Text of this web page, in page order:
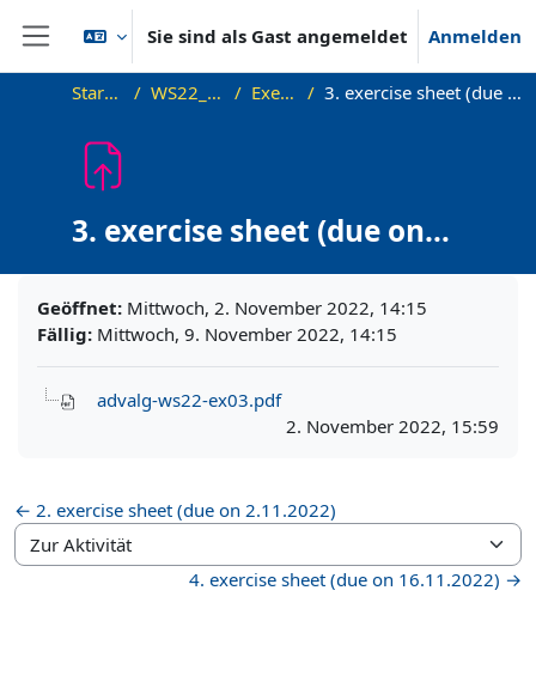
Zum Hauptinhalt
Website-Übersicht
Sie sind als Gast angemeldet Anmelden
Startseite WS22_AdvAlg Exercises 3. exercise sheet (due on 9.11.2022)
3. exercise sheet (due on
9.11.2022)
Geöffnet: Mittwoch, 2. November 2022, 14:15
Fällig: Mittwoch, 9. November 2022, 14:15
advalg-ws22-ex03.pdf
2. November 2022, 15:59
← 2. exercise sheet (due on 2.11.2022)
Zur Aktivität
4. exercise sheet (due on 16.11.2022) →